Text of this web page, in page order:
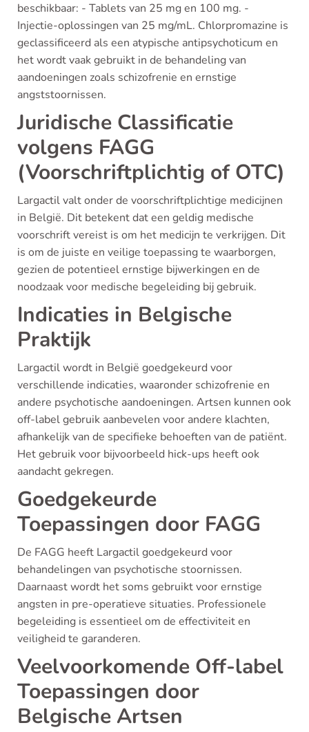
beschikbaar: - Tablets van 25 mg en 100 mg. -
Injectie-oplossingen van 25 mg/mL. Chlorpromazine is
geclassificeerd als een atypische antipsychoticum en
het wordt vaak gebruikt in de behandeling van
aandoeningen zoals schizofrenie en ernstige
angststoornissen.
Juridische Classificatie
volgens FAGG
(Voorschriftplichtig of OTC)
Largactil valt onder de voorschriftplichtige medicijnen
in België. Dit betekent dat een geldig medische
voorschrift vereist is om het medicijn te verkrijgen. Dit
is om de juiste en veilige toepassing te waarborgen,
gezien de potentieel ernstige bijwerkingen en de
noodzaak voor medische begeleiding bij gebruik.
Indicaties in Belgische
Praktijk
Largactil wordt in België goedgekeurd voor
verschillende indicaties, waaronder schizofrenie en
andere psychotische aandoeningen. Artsen kunnen ook
off-label gebruik aanbevelen voor andere klachten,
afhankelijk van de specifieke behoeften van de patiënt.
Het gebruik voor bijvoorbeeld hick-ups heeft ook
aandacht gekregen.
Goedgekeurde
Toepassingen door FAGG
De FAGG heeft Largactil goedgekeurd voor
behandelingen van psychotische stoornissen.
Daarnaast wordt het soms gebruikt voor ernstige
angsten in pre-operatieve situaties. Professionele
begeleiding is essentieel om de effectiviteit en
veiligheid te garanderen.
Veelvoorkomende Off-label
Toepassingen door
Belgische Artsen